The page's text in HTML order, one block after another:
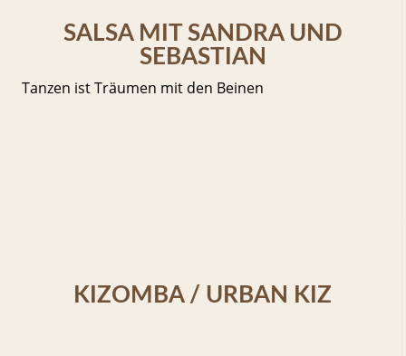
SALSA MIT SANDRA UND
SEBASTIAN
Tanzen ist Träumen mit den Beinen
KIZOMBA / URBAN KIZ